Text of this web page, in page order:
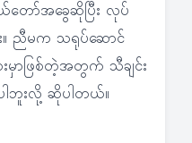
တော်အခွေဆိုပြီး လုပ်
ညီမက သရုပ်ဆောင်
မှာဖြစ်တဲ့အတွက် သီချင်း
ဘူးလို့ ဆိုပါတယ်။